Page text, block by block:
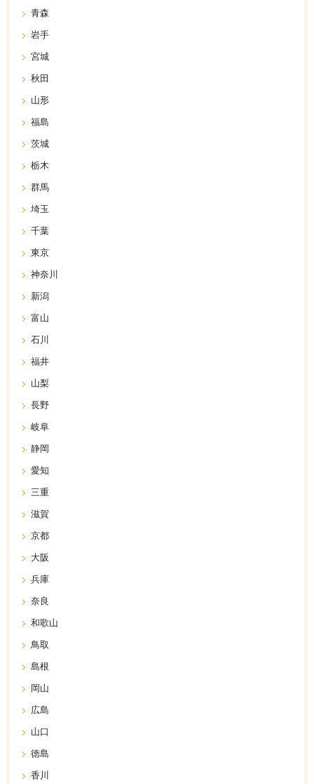
青森
岩手
宮城
秋田
山形
福島
茨城
栃木
群馬
埼玉
千葉
東京
神奈川
新潟
富山
石川
福井
山梨
長野
岐阜
静岡
愛知
三重
滋賀
京都
大阪
兵庫
奈良
和歌山
鳥取
島根
岡山
広島
山口
徳島
香川